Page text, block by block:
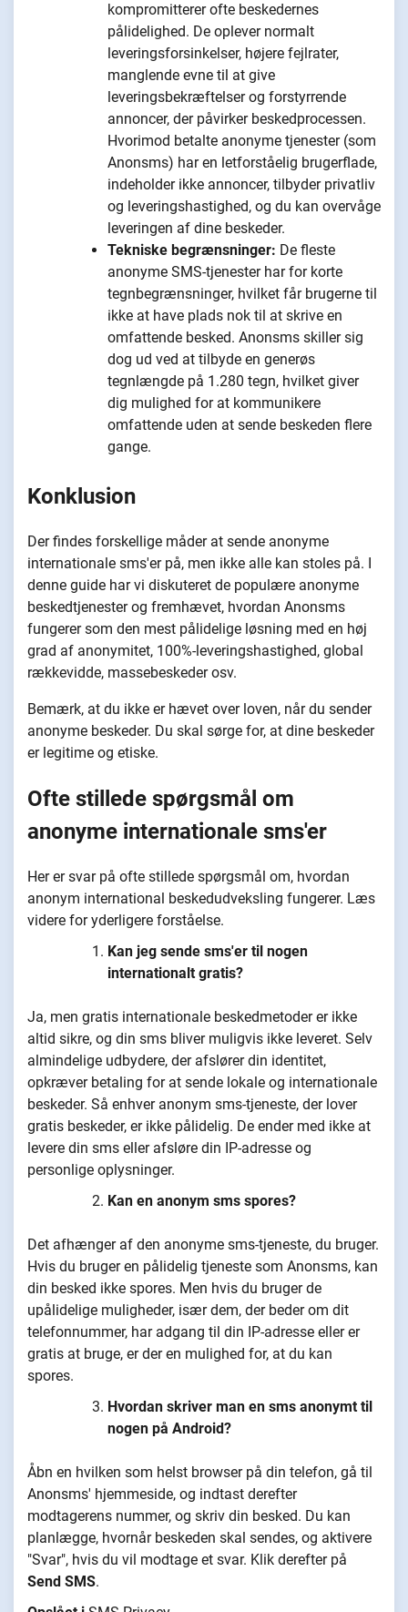
kompromitterer ofte beskedernes
pålidelighed. De oplever normalt
leveringsforsinkelser, højere fejlrater,
manglende evne til at give
leveringsbekræftelser og forstyrrende
annoncer, der påvirker beskedprocessen.
Hvorimod betalte anonyme tjenester (som
Anonsms) har en letforståelig brugerflade,
indeholder ikke annoncer, tilbyder privatliv
og leveringshastighed, og du kan overvåge
leveringen af dine beskeder.
Tekniske begrænsninger: De fleste
anonyme SMS-tjenester har for korte
tegnbegrænsninger, hvilket får brugerne til
ikke at have plads nok til at skrive en
omfattende besked. Anonsms skiller sig
dog ud ved at tilbyde en generøs
tegnlængde på 1.280 tegn, hvilket giver
dig mulighed for at kommunikere
omfattende uden at sende beskeden flere
gange.
Konklusion
Der findes forskellige måder at sende anonyme
internationale sms'er på, men ikke alle kan stoles på. I
denne guide har vi diskuteret de populære anonyme
beskedtjenester og fremhævet, hvordan Anonsms
fungerer som den mest pålidelige løsning med en høj
grad af anonymitet, 100%-leveringshastighed, global
rækkevidde, massebeskeder osv.
Bemærk, at du ikke er hævet over loven, når du sender
anonyme beskeder. Du skal sørge for, at dine beskeder
er legitime og etiske.
Ofte stillede spørgsmål om
anonyme internationale sms'er
Her er svar på ofte stillede spørgsmål om, hvordan
anonym international beskedudveksling fungerer. Læs
videre for yderligere forståelse.
Kan jeg sende sms'er til nogen
internationalt gratis?
Ja, men gratis internationale beskedmetoder er ikke
altid sikre, og din sms bliver muligvis ikke leveret. Selv
almindelige udbydere, der afslører din identitet,
opkræver betaling for at sende lokale og internationale
beskeder. Så enhver anonym sms-tjeneste, der lover
gratis beskeder, er ikke pålidelig. De ender med ikke at
levere din sms eller afsløre din IP-adresse og
personlige oplysninger.
Kan en anonym sms spores?
Det afhænger af den anonyme sms-tjeneste, du bruger.
Hvis du bruger en pålidelig tjeneste som Anonsms, kan
din besked ikke spores. Men hvis du bruger de
upålidelige muligheder, især dem, der beder om dit
telefonnummer, har adgang til din IP-adresse eller er
gratis at bruge, er der en mulighed for, at du kan
spores.
Hvordan skriver man en sms anonymt til
nogen på Android?
Åbn en hvilken som helst browser på din telefon, gå til
Anonsms' hjemmeside, og indtast derefter
modtagerens nummer, og skriv din besked. Du kan
planlægge, hvornår beskeden skal sendes, og aktivere
"Svar", hvis du vil modtage et svar. Klik derefter på
Send SMS.